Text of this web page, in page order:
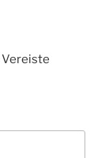
Vereiste